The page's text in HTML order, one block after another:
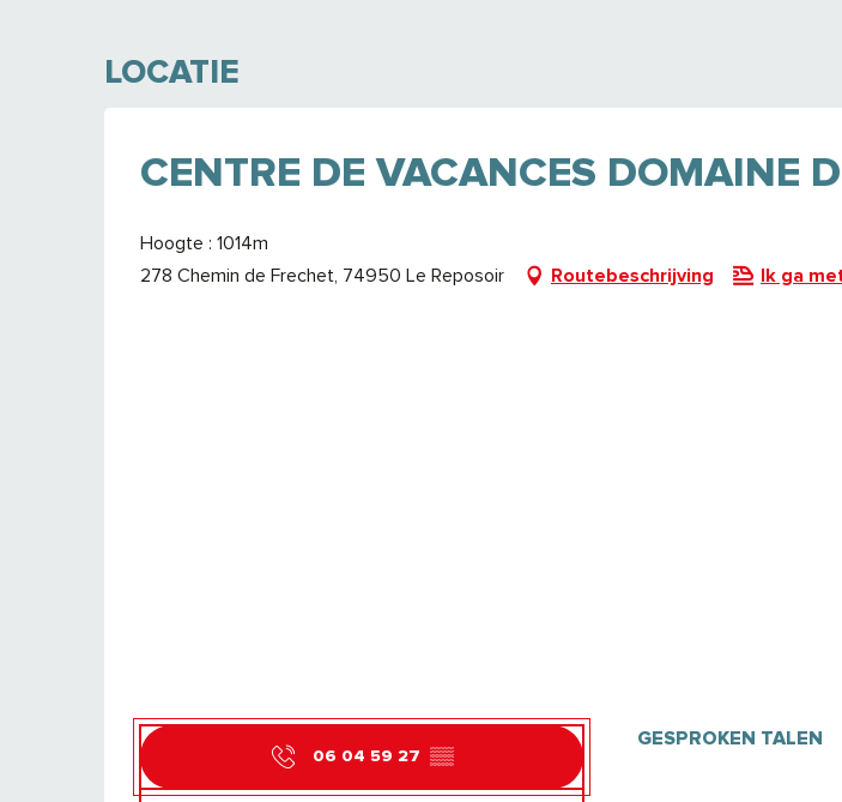
LOCATIE
CENTRE DE VACANCES DOMAINE
Hoogte : 1014m
278 Chemin de Frechet, 74950 Le Reposoir
Routebeschrijving Ik ga
06 04 59 27 ▒▒
GESPROKEN TALEN
GESPROKEN TALEN